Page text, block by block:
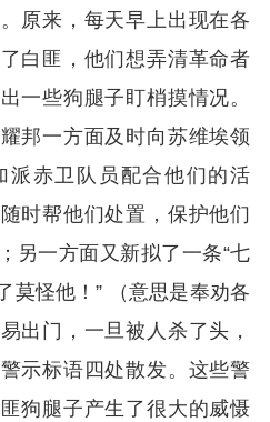
原来，每天早上出现在各
白匪，他们想弄清革命者
一些狗腿子盯梢摸情况。
邦一方面及时向苏维埃领
派赤卫队员配合他们的活
时帮他们处置，保护他们
另一方面又新拟了一条“七
莫怪他！” （意思是奉劝各
出门，一旦被人杀了头，
示标语四处散发。这些警
狗腿子产生了很大的威慑